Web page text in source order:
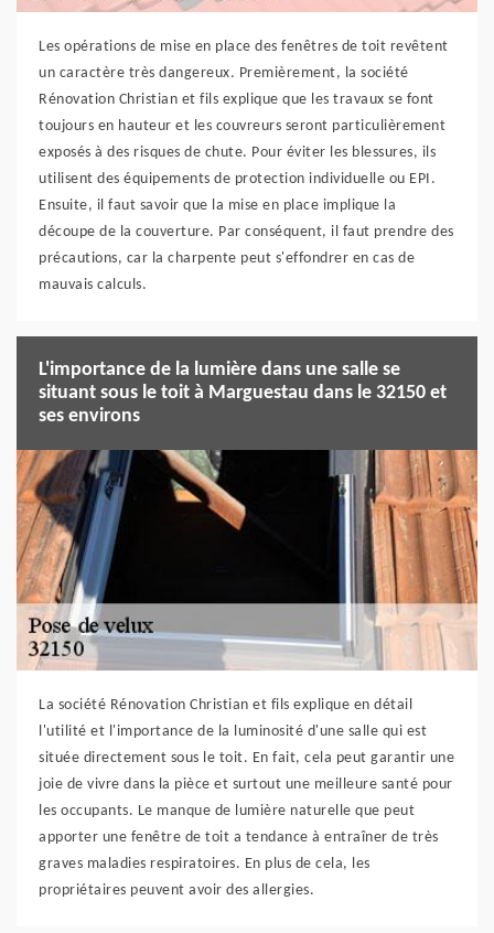
Les opérations de mise en place des fenêtres de toit revêtent
un caractère très dangereux. Premièrement, la société
Rénovation Christian et fils explique que les travaux se font
toujours en hauteur et les couvreurs seront particulièrement
exposés à des risques de chute. Pour éviter les blessures, ils
utilisent des équipements de protection individuelle ou EPI.
Ensuite, il faut savoir que la mise en place implique la
découpe de la couverture. Par conséquent, il faut prendre des
précautions, car la charpente peut s'effondrer en cas de
mauvais calculs.
L'importance de la lumière dans une salle se
situant sous le toit à Marguestau dans le 32150 et
ses environs
La société Rénovation Christian et fils explique en détail
l'utilité et l'importance de la luminosité d'une salle qui est
située directement sous le toit. En fait, cela peut garantir une
joie de vivre dans la pièce et surtout une meilleure santé pour
les occupants. Le manque de lumière naturelle que peut
apporter une fenêtre de toit a tendance à entraîner de très
graves maladies respiratoires. En plus de cela, les
propriétaires peuvent avoir des allergies.